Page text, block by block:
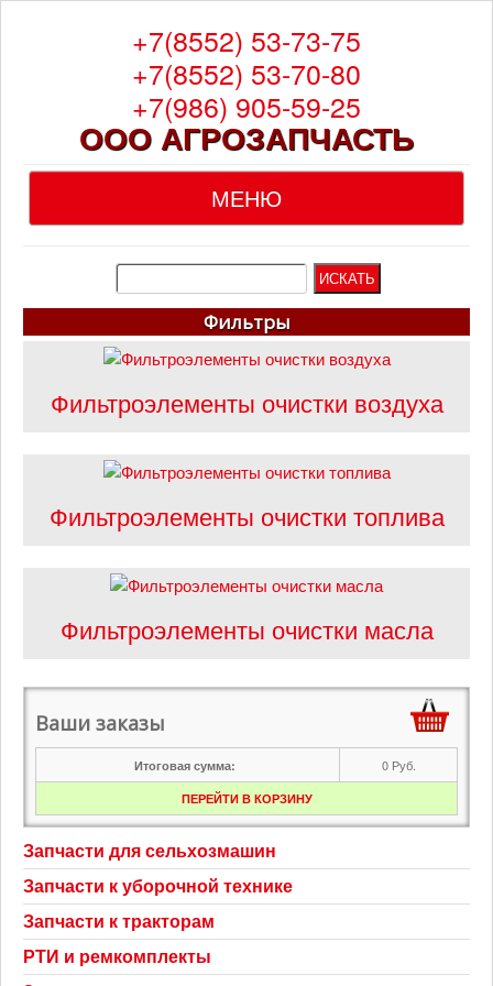
+7(8552) 53-73-75
+7(8552) 53-70-80
+7(986) 905-59-25
ООО АГРОЗАПЧАСТЬ
МЕНЮ
Главная
О компании
Каталог
Гарантия
Доставка
Контакты
Фильтры
Фильтроэлементы очистки воздуха
Фильтроэлементы очистки топлива
Фильтроэлементы очистки масла
Ваши заказы
Итоговая сумма: 0 Руб.
ПЕРЕЙТИ В КОРЗИНУ
Запчасти для сельхозмашин
Запчасти к уборочной технике
Запчасти к тракторам
РТИ и ремкомплекты